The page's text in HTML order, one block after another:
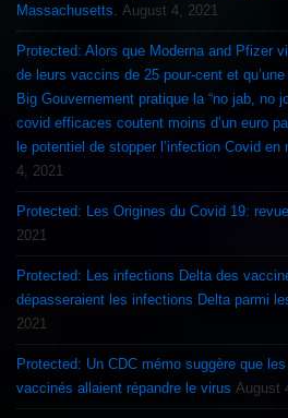
Massachusetts.
August 4, 2021
Protected: Alors que Moderna and Pfizer
de leurs vaccins de 25 pour-cent et
Big Gouvernement pratique la “no jab, no
covid efficaces coutent moins d’un euro
le potentiel de stopper l’infection Covid en
4, 2021
Protected: Les Origines du Covid 19:
2021
Protected: Les infections Delta des
dépasseraient les infections Delta parmi
2021
Protected: Un CDC mémo suggère que
vaccinés allaient répandre le virus August